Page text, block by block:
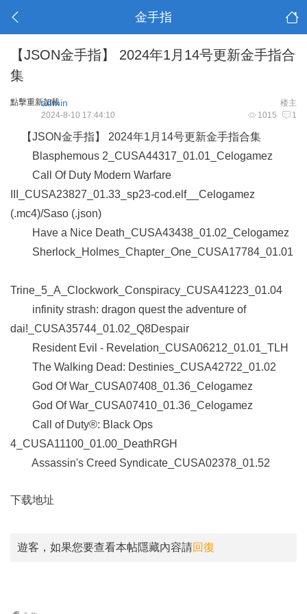
金手指
【JSON金手指】 2024年1月14号更新金手指合
集
點擊重新加載 楼主
admin
1015 1
2024-8-10 17:44:10
【JSON金手指】 2024年1月14号更新金手指合集
Blasphemous 2_CUSA44317_01.01_Celogamez
Call Of Duty Modern Warfare
III_CUSA23827_01.33_sp23-cod.elf__Celogamez
(.mc4)/Saso (.json)
Have a Nice Death_CUSA43438_01.02_Celogamez
Sherlock_Holmes_Chapter_One_CUSA17784_01.01
Trine_5_A_Clockwork_Conspiracy_CUSA41223_01.04
infinity strash: dragon quest the adventure of
dai!_CUSA35744_01.02_Q8Despair
Resident Evil - Revelation_CUSA06212_01.01_TLH
The Walking Dead: Destinies_CUSA42722_01.02
God Of War_CUSA07408_01.36_Celogamez
God Of War_CUSA07410_01.36_Celogamez
Call of Duty®: Black Ops
4_CUSA11100_01.00_DeathRGH
Assassin's Creed Syndicate_CUSA02378_01.52
下载地址
遊客，如果您要查看本帖隱藏內容請回復